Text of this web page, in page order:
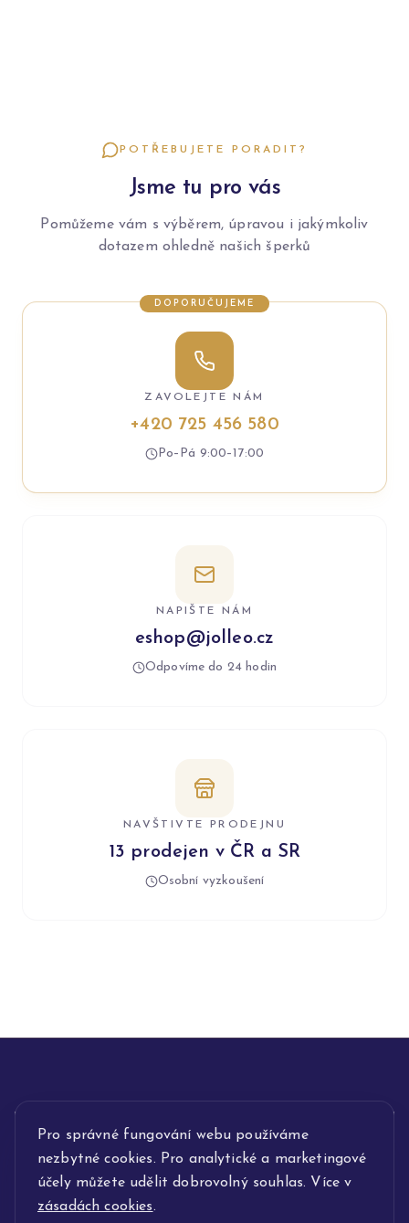
Pro správné fungování webu používáme
nezbytné cookies. Pro analytické a marketingové
účely můžete udělit dobrovolný souhlas. Více v
zásadách cookies.
POTŘEBUJETE PORADIT?
Jsme tu pro vás
Pomůžeme vám s výběrem, úpravou i jakýmkoliv
dotazem ohledně našich šperků
DOPORUČUJEME
ZAVOLEJTE NÁM
+420 725 456 580
Po–Pá 9:00–17:00
NAPIŠTE NÁM
eshop@jolleo.cz
Odpovíme do 24 hodin
NAVŠTIVTE PRODEJNU
13 prodejen v ČR a SR
Osobní vyzkoušení
INFORMACE
POPIS SLUŽEB